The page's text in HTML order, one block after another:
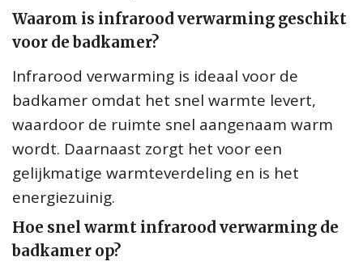
Waarom is infrarood verwarming geschikt
voor de badkamer?
Infrarood verwarming is ideaal voor de
badkamer omdat het snel warmte levert,
waardoor de ruimte snel aangenaam warm
wordt. Daarnaast zorgt het voor een
gelijkmatige warmteverdeling en is het
energiezuinig.
Hoe snel warmt infrarood verwarming de
badkamer op?